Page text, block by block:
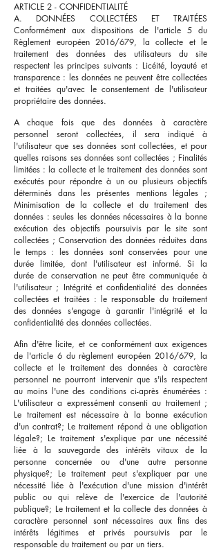
ARTICLE 2 - CONFIDENTIALITÉ
A. DONNÉES COLLECTÉES ET TRAITÉES
Conformément aux dispositions de l'article 5 du
Règlement européen 2016/679, la collecte et le
traitement des données des utilisateurs du site
respectent les principes suivants : Licéité, loyauté et
transparence : les données ne peuvent être collectées
et traitées qu'avec le consentement de l'utilisateur
propriétaire des données.
A chaque fois que des données à caractère
personnel seront collectées, il sera indiqué à
l'utilisateur que ses données sont collectées, et pour
quelles raisons ses données sont collectées ; Finalités
limitées : la collecte et le traitement des données sont
exécutés pour répondre à un ou plusieurs objectifs
déterminés dans les présentes mentions légales ;
Minimisation de la collecte et du traitement des
données : seules les données nécessaires à la bonne
exécution des objectifs poursuivis par le site sont
collectées ; Conservation des données réduites dans
le temps : les données sont conservées pour une
durée limitée, dont l'utilisateur est informé. Si la
durée de conservation ne peut être communiquée à
l'utilisateur ; Intégrité et confidentialité des données
collectées et traitées : le responsable du traitement
des données s'engage à garantir l'intégrité et la
confidentialité des données collectées.
Afin d'être licite, et ce conformément aux exigences
de l'article 6 du règlement européen 2016/679, la
collecte et le traitement des données à caractère
personnel ne pourront intervenir que s'ils respectent
au moins l'une des conditions ci-après énumérées :
L'utilisateur a expressément consenti au traitement ;
Le traitement est nécessaire à la bonne exécution
d'un contrat?; Le traitement répond à une obligation
légale?; Le traitement s'explique par une nécessité
liée à la sauvegarde des intérêts vitaux de la
personne concernée ou d'une autre personne
physique?; Le traitement peut s'expliquer par une
nécessité liée à l'exécution d'une mission d'intérêt
public ou qui relève de l'exercice de l'autorité
publique?; Le traitement et la collecte des données à
caractère personnel sont nécessaires aux fins des
intérêts légitimes et privés poursuivis par le
responsable du traitement ou par un tiers.